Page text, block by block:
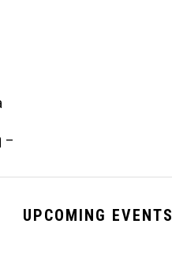
–
UPCOMING EVENTS